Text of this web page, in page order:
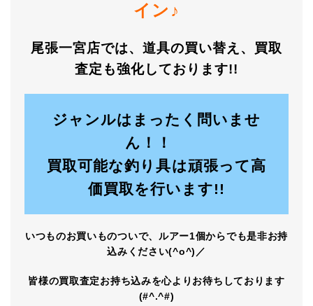
イン♪
尾張一宮店では、道具の買い替え、買取
査定も強化しております!!
ジャンルはまったく問いませ
ん！！
買取可能な釣り具は頑張って高
価買取を行います!!
いつものお買いものついで、ルアー1個からでも是非お持
込みください(^o^)／
皆様の買取査定お持ち込みを心よりお待ちしております
(#^.^#)